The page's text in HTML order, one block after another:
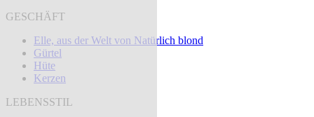
GESCHÄFT
Elle, aus der Welt von Natürlich blond
Gürtel
Hüte
Kerzen
LEBENSSTIL